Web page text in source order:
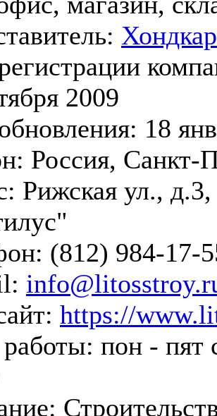
2009
18
Россия, Санкт-
Рижская ул.,
(812) 984-17-
https://
пон - пят